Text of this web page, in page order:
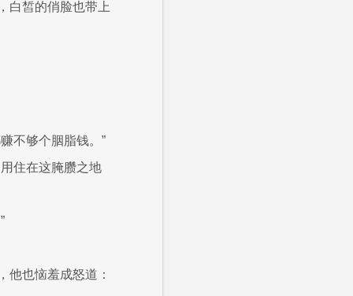
白皙的俏脸也带上
不够个胭脂钱。”
住在这腌臜之地
他也恼羞成怒道：